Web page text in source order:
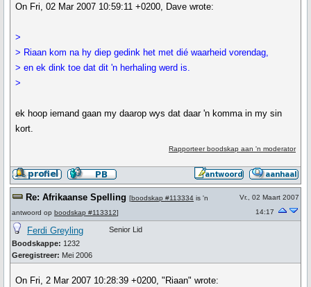
On Fri, 02 Mar 2007 10:59:11 +0200, Dave wrote:
>
> Riaan kom na hy diep gedink het met dié waarheid vorendag,
> en ek dink toe dat dit 'n herhaling werd is.
>
ek hoop iemand gaan my daarop wys dat daar 'n komma in my sin
kort.
Rapporteer boodskap aan 'n moderator
Re: Afrikaanse Spelling [boodskap #113334 is 'n
antwoord op boodskap #113312]
Vr., 02 Maart 2007
14:17
Ferdi Greyling
Boodskappe: 1232
Geregistreer: Mei 2006
Senior Lid
On Fri, 2 Mar 2007 10:28:39 +0200, "Riaan" wrote: